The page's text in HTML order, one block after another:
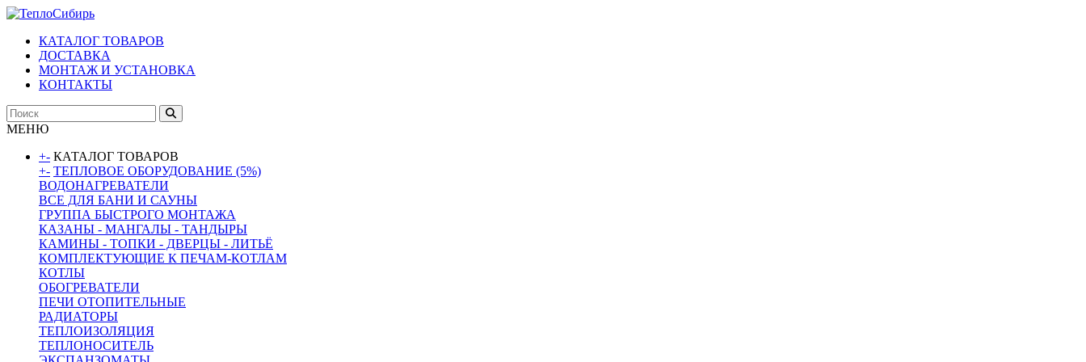
КАТАЛОГ ТОВАРОВ
ДОСТАВКА
МОНТАЖ И УСТАНОВКА
КОНТАКТЫ
МЕНЮ
+- КАТАЛОГ ТОВАРОВ
+- ТЕПЛОВОЕ ОБОРУДОВАНИЕ (5%)
ВОДОНАГРЕВАТЕЛИ
ВСЕ ДЛЯ БАНИ И САУНЫ
ГРУППА БЫСТРОГО МОНТАЖА
КАЗАНЫ - МАНГАЛЫ - ТАНДЫРЫ
КАМИНЫ - ТОПКИ - ДВЕРЦЫ - ЛИТЬЁ
КОМПЛЕКТУЮЩИЕ К ПЕЧАМ-КОТЛАМ
КОТЛЫ
ОБОГРЕВАТЕЛИ
ПЕЧИ ОТОПИТЕЛЬНЫЕ
РАДИАТОРЫ
ТЕПЛОИЗОЛЯЦИЯ
ТЕПЛОНОСИТЕЛЬ